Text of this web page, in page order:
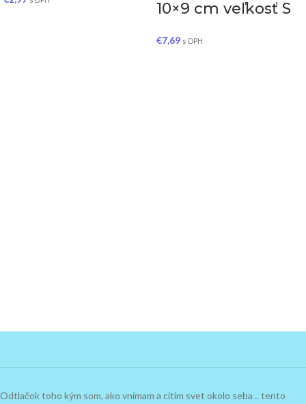
10×9 cm veľkosť S
€7,69 s DPH
Odtlačok toho kým som, ako vnímam a cítim svet okolo seba .. tento